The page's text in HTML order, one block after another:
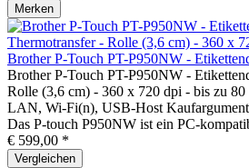
Merken
Brother P-Touch PT-P950NW -
Brother P-Touch PT-P950NW -
Rolle (3,6 cm) - 360 x 720 dpi - bis zu
LAN, Wi-Fi(n), USB-Host
Das P-touch P950NW ist ein PC-
€ 599,00 *
Vergleichen